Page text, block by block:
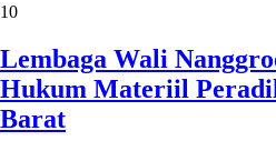
10
Lembaga Wali
Hukum Materiil
Barat